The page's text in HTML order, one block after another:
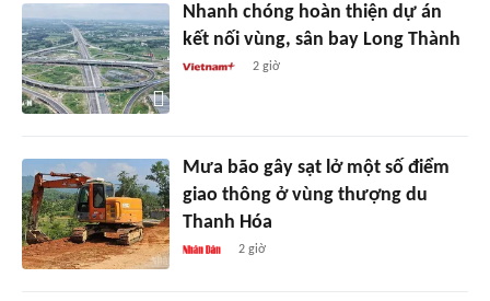
Nhanh chóng hoàn thiện dự án
kết nối vùng, sân bay Long Thành
2 giờ
Mưa bão gây sạt lở một số điểm
giao thông ở vùng thượng du
Thanh Hóa
2 giờ